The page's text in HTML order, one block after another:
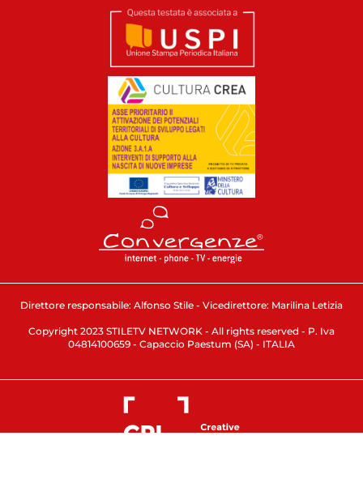
Direttore responsabile: Alfonso Stile - Vicedirettore: Marilina Letizia
Copyright 2023 STILETV NETWORK - All rights reserved - P. Iva
04814100659 - Capaccio Paestum (SA) - ITALIA